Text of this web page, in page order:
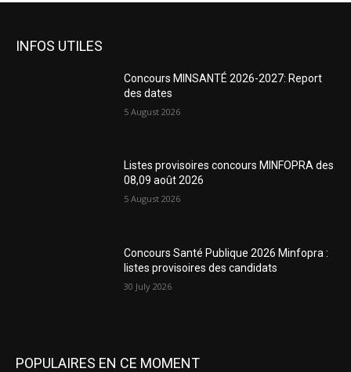
INFOS UTILES
Concours MINSANTÉ 2026-2027: Report
des dates
5 August 2026
Listes provisoires concours MINFOPRA des
08,09 août 2026
5 August 2026
Concours Santé Publique 2026 Minfopra :
listes provisoires des candidats
30 July 2026
POPULAIRES EN CE MOMENT